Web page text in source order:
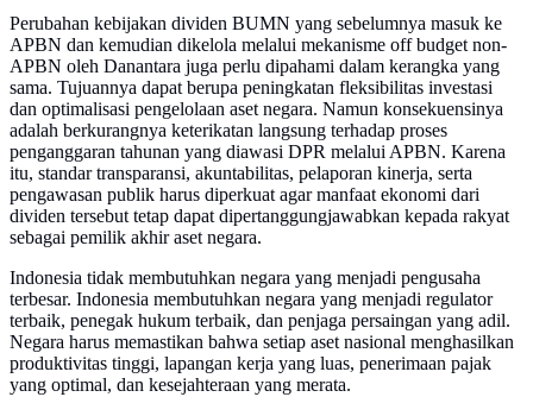
Perubahan kebijakan dividen BUMN yang sebelumnya masuk ke
APBN dan kemudian dikelola melalui mekanisme off budget non-
APBN oleh Danantara juga perlu dipahami dalam kerangka yang
sama. Tujuannya dapat berupa peningkatan fleksibilitas investasi
dan optimalisasi pengelolaan aset negara. Namun konsekuensinya
adalah berkurangnya keterikatan langsung terhadap proses
penganggaran tahunan yang diawasi DPR melalui APBN. Karena
itu, standar transparansi, akuntabilitas, pelaporan kinerja, serta
pengawasan publik harus diperkuat agar manfaat ekonomi dari
dividen tersebut tetap dapat dipertanggungjawabkan kepada rakyat
sebagai pemilik akhir aset negara.
Indonesia tidak membutuhkan negara yang menjadi pengusaha
terbesar. Indonesia membutuhkan negara yang menjadi regulator
terbaik, penegak hukum terbaik, dan penjaga persaingan yang adil.
Negara harus memastikan bahwa setiap aset nasional menghasilkan
produktivitas tinggi, lapangan kerja yang luas, penerimaan pajak
yang optimal, dan kesejahteraan yang merata.